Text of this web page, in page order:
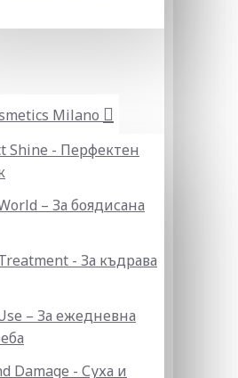
Milano
Shine - Перфектен
– За боядисана
- За къдрава
– За ежедневна
Damage - Суха и